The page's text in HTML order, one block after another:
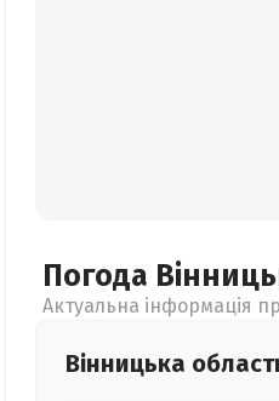
Погода
Актуальна інформація
Вінницька